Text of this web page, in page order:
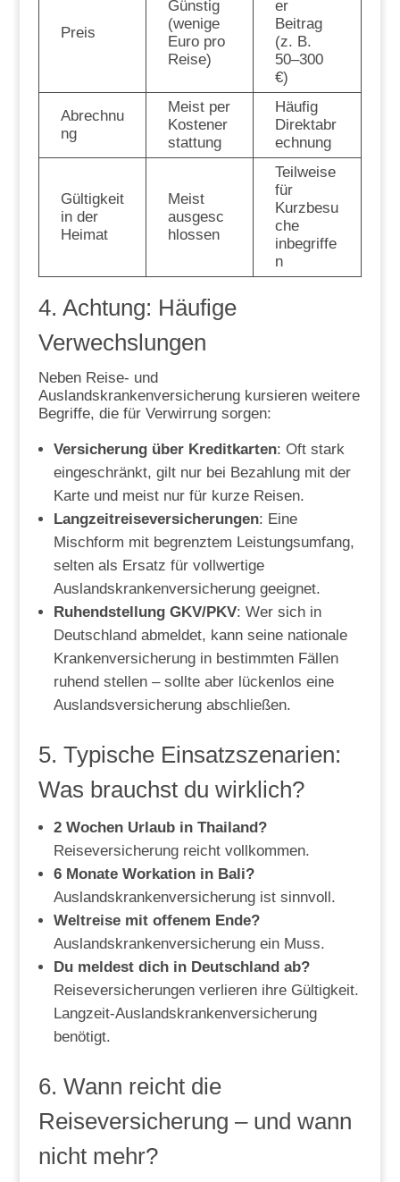
Preis
Günstig
(wenige
Euro pro
Reise)
er
Beitrag
(z. B.
50–300
€)
Abrechnu
ng
Meist per
Kostener
stattung
Häufig
Direktabr
echnung
Gültigkeit
in der
Heimat
Meist
ausgesc
hlossen
Teilweise
für
Kurzbesu
che
inbegriffe
n
4. Achtung: Häufige
Verwechslungen
Neben Reise- und
Auslandskrankenversicherung kursieren weitere
Begriffe, die für Verwirrung sorgen:
Versicherung über Kreditkarten: Oft stark
eingeschränkt, gilt nur bei Bezahlung mit der
Karte und meist nur für kurze Reisen.
Langzeitreiseversicherungen: Eine
Mischform mit begrenztem Leistungsumfang,
selten als Ersatz für vollwertige
Auslandskrankenversicherung geeignet.
Ruhendstellung GKV/PKV: Wer sich in
Deutschland abmeldet, kann seine nationale
Krankenversicherung in bestimmten Fällen
ruhend stellen – sollte aber lückenlos eine
Auslandsversicherung abschließen.
5. Typische Einsatzszenarien:
Was brauchst du wirklich?
2 Wochen Urlaub in Thailand?
Reiseversicherung reicht vollkommen.
6 Monate Workation in Bali?
Auslandskrankenversicherung ist sinnvoll.
Weltreise mit offenem Ende?
Auslandskrankenversicherung ein Muss.
Du meldest dich in Deutschland ab?
Reiseversicherungen verlieren ihre Gültigkeit.
Langzeit-Auslandskrankenversicherung
benötigt.
6. Wann reicht die
Reiseversicherung – und wann
nicht mehr?